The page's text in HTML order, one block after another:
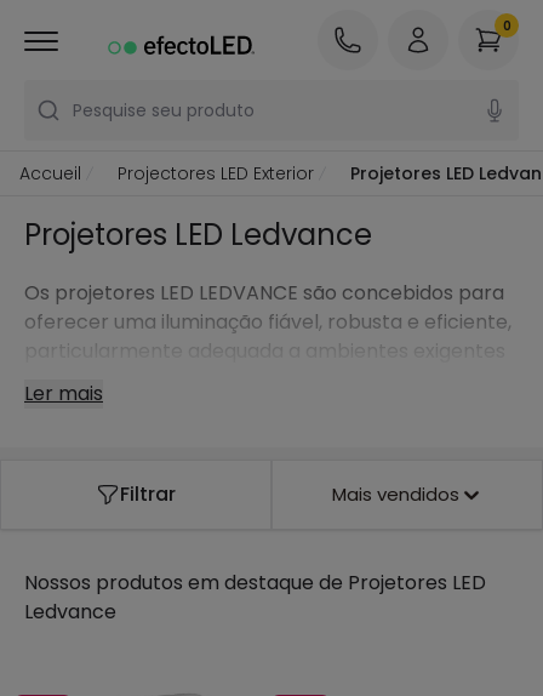
Pesquise seu produto
0
Accueil Projectores LED Exterior Projetores LED
Projetores LED Ledvance
Os projetores LED LEDVANCE são concebidos para
oferecer uma iluminação fiável, robusta e eficiente,
particularmente adequada a ambientes exigentes
e a usos intensivos. Herdeira da experiência OSRAM,
a marca LEDVANCE disponibiliza soluções de
desempenho/preço, tanto para aplicações
Ler mais
Filtrar Mais vendidos
Nossos produtos em destaque de Projetores LED
Ledvance